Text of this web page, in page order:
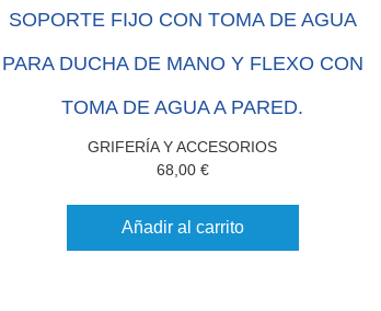
SOPORTE FIJO CON TOMA DE AGUA
PARA DUCHA DE MANO Y FLEXO CON
TOMA DE AGUA A PARED.
GRIFERÍA Y ACCESORIOS
68,00 €
Añadir al carrito